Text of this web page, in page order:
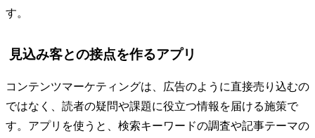
す。
見込み客との接点を作るアプリ
コンテンツマーケティングは、広告のように直接売り込むの
ではなく、読者の疑問や課題に役立つ情報を届ける施策で
す。アプリを使うと、検索キーワードの調査や記事テーマの